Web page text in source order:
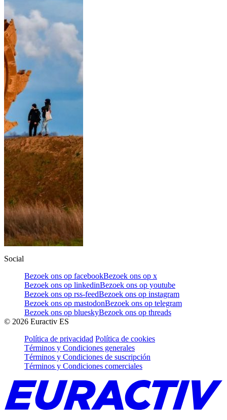
Social
Bezoek ons op facebookBezoek ons op x
Bezoek ons op linkedinBezoek ons op youtube
Bezoek ons op rss-feedBezoek ons op instagram
Bezoek ons op mastodonBezoek ons op telegram
Bezoek ons op blueskyBezoek ons op threads
© 2026 Euractiv ES
Política de privacidad Política de cookies
Términos y Condiciones generales
Términos y Condiciones de suscripción
Términos y Condiciones comerciales